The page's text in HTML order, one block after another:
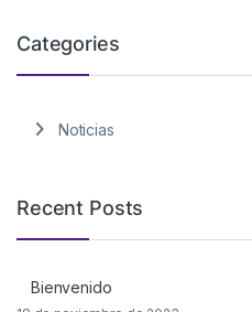
Categories
Noticias
Recent Posts
Bienvenido